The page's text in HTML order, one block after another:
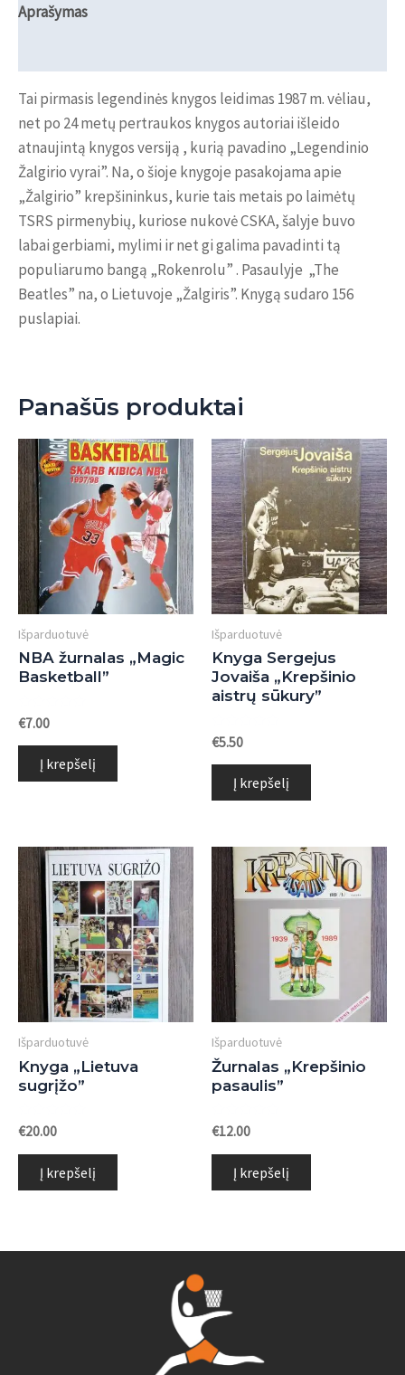
Aprašymas
Tai pirmasis legendinės knygos leidimas 1987 m. vėliau,
net po 24 metų pertraukos knygos autoriai išleido
atnaujintą knygos versiją , kurią pavadino „Legendinio
Žalgirio vyrai”. Na, o šioje knygoje pasakojama apie
„Žalgirio” krepšininkus, kurie tais metais po laimėtų
TSRS pirmenybių, kuriose nukovė CSKA, šalyje buvo
labai gerbiami, mylimi ir net gi galima pavadinti tą
populiarumo bangą „Rokenrolu” . Pasaulyje „The
Beatles” na, o Lietuvoje „Žalgiris”. Knygą sudaro 156
puslapiai.
Panašūs produktai
Išparduotuvė
NBA žurnalas „Magic
Basketball”
Įvertinimas:
0
iš
€7.00
Į krepšelį
Išparduotuvė
Knyga Sergejus
Jovaiša „Krepšinio
aistrų sūkury”
Įvertinimas:
0
iš
€5.50
Į krepšelį
Išparduotuvė
Knyga „Lietuva
sugrįžo”
Įvertinimas:
iš
€20.00
Į krepšelį
Išparduotuvė
Žurnalas „Krepšinio
pasaulis”
Įvertinimas:
iš
€12.00
Į krepšelį